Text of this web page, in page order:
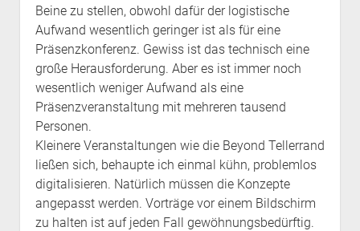
Beine zu stellen, obwohl dafür der logistische
Aufwand wesentlich geringer ist als für eine
Präsenzkonferenz. Gewiss ist das technisch eine
große Herausforderung. Aber es ist immer noch
wesentlich weniger Aufwand als eine
Präsenzveranstaltung mit mehreren tausend
Personen.
Kleinere Veranstaltungen wie die Beyond Tellerrand
ließen sich, behaupte ich einmal kühn, problemlos
digitalisieren. Natürlich müssen die Konzepte
angepasst werden. Vorträge vor einem Bildschirm
zu halten ist auf jeden Fall gewöhnungsbedürftig.